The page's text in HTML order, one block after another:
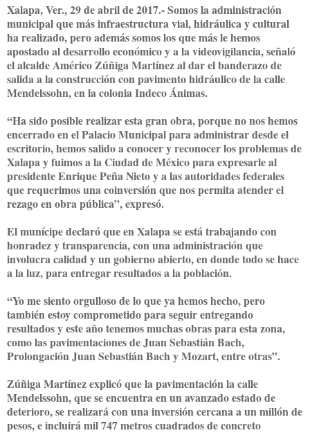
Xalapa, Ver., 29 de abril de 2017.- Somos la administración
municipal que más infraestructura vial, hidráulica y cultural
ha realizado, pero además somos los que más le hemos
apostado al desarrollo económico y a la videovigilancia, señaló
el alcalde Américo Zúñiga Martínez al dar el banderazo de
salida a la construcción con pavimento hidráulico de la calle
Mendelssohn, en la colonia Indeco Ánimas.
“Ha sido posible realizar esta gran obra, porque no nos hemos
encerrado en el Palacio Municipal para administrar desde el
escritorio, hemos salido a conocer y reconocer los problemas de
Xalapa y fuimos a la Ciudad de México para expresarle al
presidente Enrique Peña Nieto y a las autoridades federales
que requerimos una coinversión que nos permita atender el
rezago en obra pública”, expresó.
El munícipe declaró que en Xalapa se está trabajando con
honradez y transparencia, con una administración que
involucra calidad y un gobierno abierto, en donde todo se hace
a la luz, para entregar resultados a la población.
“Yo me siento orgulloso de lo que ya hemos hecho, pero
también estoy comprometido para seguir entregando
resultados y este año tenemos muchas obras para esta zona,
como las pavimentaciones de Juan Sebastián Bach,
Prolongación Juan Sebastián Bach y Mozart, entre otras”.
Zúñiga Martínez explicó que la pavimentación la calle
Mendelssohn, que se encuentra en un avanzado estado de
deterioro, se realizará con una inversión cercana a un millón de
pesos, e incluirá mil 747 metros cuadrados de concreto